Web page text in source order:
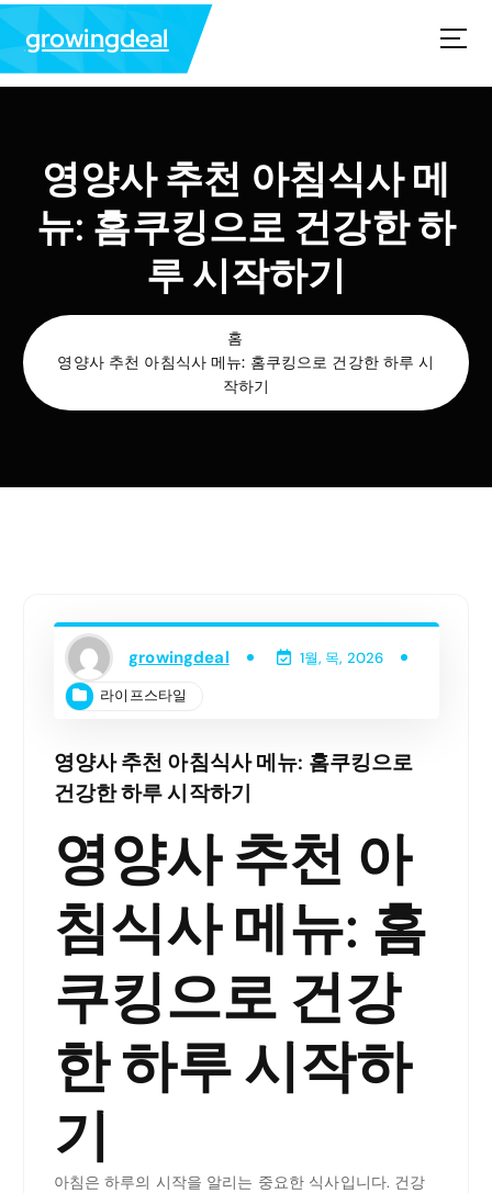
콘
츠
로
growingdeal
영양사 추천 아침식사 메
뉴: 홈쿠킹으로 건강한 하
루 시작하기
홈
영양사 추천 아침식사 메뉴: 홈쿠킹으로 건강한 하루 시
작하기
growingdeal 1월, 목, 2026
라이프스타일
영양사 추천 아침식사 메뉴: 홈쿠킹으로
건강한 하루 시작하기
영양사 추천 아
침식사 메뉴: 홈
쿠킹으로 건강
한 하루 시작하
기
아침은 하루의 시작을 알리는 중요한 식사입니다. 건강